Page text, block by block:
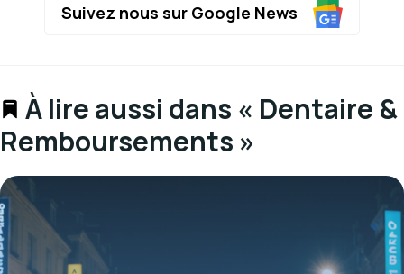
Suivez nous sur Google News
À lire aussi dans « Dentaire &
Remboursements »